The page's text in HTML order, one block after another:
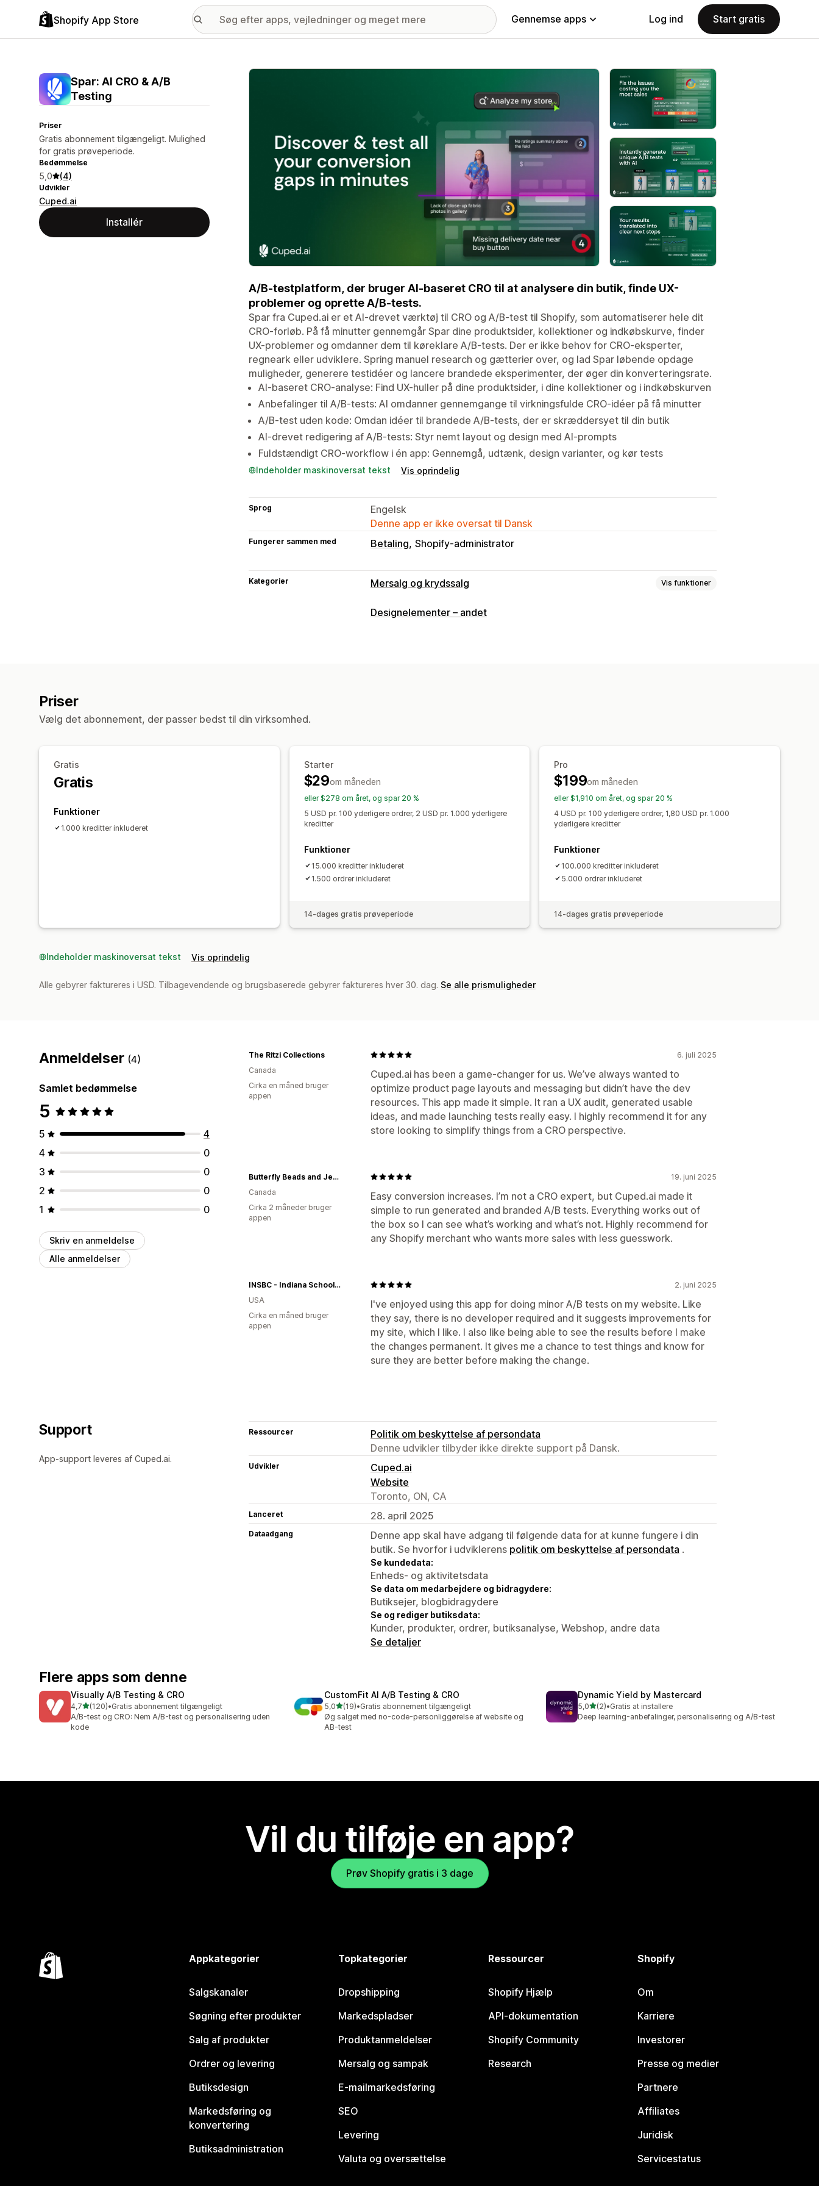
Shopify App Store Gennemse apps Log ind Start gratis
Spar: AI CRO & A/B
Testing
Priser
Gratis abonnement tilgængeligt. Mulighed
for gratis prøveperiode.
Bedømmelse
5,0 (4)
Udvikler
Cuped.ai
Installér
Galleri med udvalgte billeder
A/B-testplatform, der bruger AI-baseret CRO til at analysere din butik, finde UX-
problemer og oprette A/B-tests.
Spar fra Cuped.ai er et AI-drevet værktøj til CRO og A/B-test til Shopify, som automatiserer hele dit
CRO-forløb. På få minutter gennemgår Spar dine produktsider, kollektioner og indkøbskurve, finder
UX-problemer og omdanner dem til køreklare A/B-tests. Der er ikke behov for CRO-eksperter,
regneark eller udviklere. Spring manuel research og gætterier over, og lad Spar løbende opdage
muligheder, generere testidéer og lancere brandede eksperimenter, der øger din konverteringsrate.
AI-baseret CRO-analyse: Find UX-huller på dine produktsider, i dine kollektioner og i indkøbskurven
Anbefalinger til A/B-tests: AI omdanner gennemgange til virkningsfulde CRO-idéer på få minutter
A/B-test uden kode: Omdan idéer til brandede A/B-tests, der er skræddersyet til din butik
AI-drevet redigering af A/B-tests: Styr nemt layout og design med AI-prompts
Fuldstændigt CRO-workflow i én app: Gennemgå, udtænk, design varianter, og kør tests
Indeholder maskinoversat tekst Vis oprindelig
Sprog
Engelsk
Denne app er ikke oversat til Dansk
Fungerer sammen med Betaling Shopify-administrator
Kategorier Mersalg og krydssalg Vis funktioner
Tilpasning
Anbefalinger med kunstig intelligens
A/B-test Klikrater
Anbefalet ydeevne
Forslag til optimering
Ydeevne af tragt
Designelementer – andet
Priser
Vælg det abonnement, der passer bedst til din virksomhed.
Gratis
Gratis
Funktioner
1.000 kreditter inkluderet
Starter
$29om måneden
eller $278 om året, og spar 20 %
5 USD pr. 100 yderligere ordrer, 2 USD pr. 1.000 yderligere
kreditter
Funktioner
15.000 kreditter inkluderet
1.500 ordrer inkluderet
14-dages gratis prøveperiode
Pro
$199om måneden
eller $1,910 om året, og spar 20 %
4 USD pr. 100 yderligere ordrer, 1,80 USD pr. 1.000
yderligere kreditter
Funktioner
100.000 kreditter inkluderet
5.000 ordrer inkluderet
14-dages gratis prøveperiode
Indeholder maskinoversat tekst Vis oprindelig
Alle gebyrer faktureres i USD. Tilbagevendende og brugsbaserede gebyrer faktureres hver 30. dag. Se alle prismuligheder
Anmeldelser (4)
Samlet bedømmelse
5
5
4
4
0
3
0
2
0
1
0
Skriv en anmeldelse
Alle anmeldelser
6. juli 2025
Cuped.ai has been a game-changer for us. We’ve always wanted to
optimize product page layouts and messaging but didn’t have the dev
resources. This app made it simple. It ran a UX audit, generated usable
ideas, and made launching tests really easy. I highly recommend it for any
store looking to simplify things from a CRO perspective.
The Ritzi Collections
Canada
Cirka en måned bruger
appen
19. juni 2025
Easy conversion increases. I’m not a CRO expert, but Cuped.ai made it
simple to run generated and branded A/B tests. Everything works out of
the box so I can see what’s working and what’s not. Highly recommend for
any Shopify merchant who wants more sales with less guesswork.
Butterfly Beads and Jewellery
Canada
Cirka 2 måneder bruger
appen
2. juni 2025
I've enjoyed using this app for doing minor A/B tests on my website. Like
they say, there is no developer required and it suggests improvements for
my site, which I like. I also like being able to see the results before I make
the changes permanent. It gives me a chance to test things and know for
sure they are better before making the change.
INSBC - Indiana School of Backflow Prevention Certification
USA
Cirka en måned bruger
appen
Support
App-support leveres af Cuped.ai.
Ressourcer
Politik om beskyttelse af persondata
Denne udvikler tilbyder ikke direkte support på Dansk.
Udvikler
Cuped.ai
Website
Toronto, ON, CA
Lanceret 28. april 2025
Dataadgang
Denne app skal have adgang til følgende data for at kunne fungere i din
butik. Se hvorfor i udviklerens politik om beskyttelse af persondata .
Se kundedata:
Enheds- og aktivitetsdata
Se data om medarbejdere og bidragydere:
Butiksejer, blogbidragydere
Se og rediger butiksdata:
Kunder, produkter, ordrer, butiksanalyse, Webshop, andre data
Se detaljer
Flere apps som denne
Visually A/B Testing & CRO
4,7ud af 5 stjerner
(120)
120 anmeldelser i alt
•Gratis abonnement tilgængeligt
A/B-test og CRO: Nem A/B-test og personalisering uden
kode
CustomFit AI A/B Testing & CRO
5,0ud af 5 stjerner
(19)
19 anmeldelser i alt
•Gratis abonnement tilgængeligt
Øg salget med no-code-personliggørelse af website og
AB-test
Dynamic Yield by Mastercard
5,0ud af 5 stjerner
(2)
2 anmeldelser i alt
•Gratis at installere
Deep learning-anbefalinger, personalisering og A/B-test
Vil du tilføje en app?
Prøv Shopify gratis i 3 dage
Appkategorier
Salgskanaler
Søgning efter produkter
Salg af produkter
Ordrer og levering
Butiksdesign
Markedsføring og
konvertering
Butiksadministration
Topkategorier
Dropshipping
Markedspladser
Produktanmeldelser
Mersalg og sampak
E-mailmarkedsføring
SEO
Levering
Valuta og oversættelse
Ressourcer
Shopify Hjælp
API-dokumentation
Shopify Community
Research
Shopify
Om
Karriere
Investorer
Presse og medier
Partnere
Affiliates
Juridisk
Servicestatus